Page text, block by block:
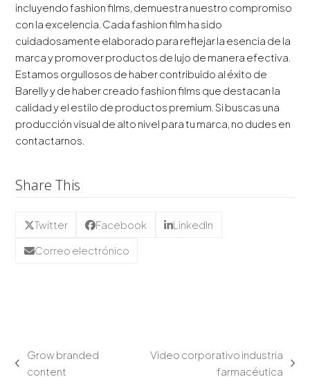
incluyendo fashion films, demuestra nuestro compromiso
con la excelencia. Cada fashion film ha sido
cuidadosamente elaborado para reflejar la esencia de la
marca y promover productos de lujo de manera efectiva.
Estamos orgullosos de haber contribuido al éxito de
Barelly y de haber creado fashion films que destacan la
calidad y el estilo de productos premium. Si buscas una
producción visual de alto nivel para tu marca, no dudes en
contactarnos.
Share This
Twitter Facebook
LinkedIn
Correo electrónico
Grow branded
content
Video corporativo industria
farmacéutica